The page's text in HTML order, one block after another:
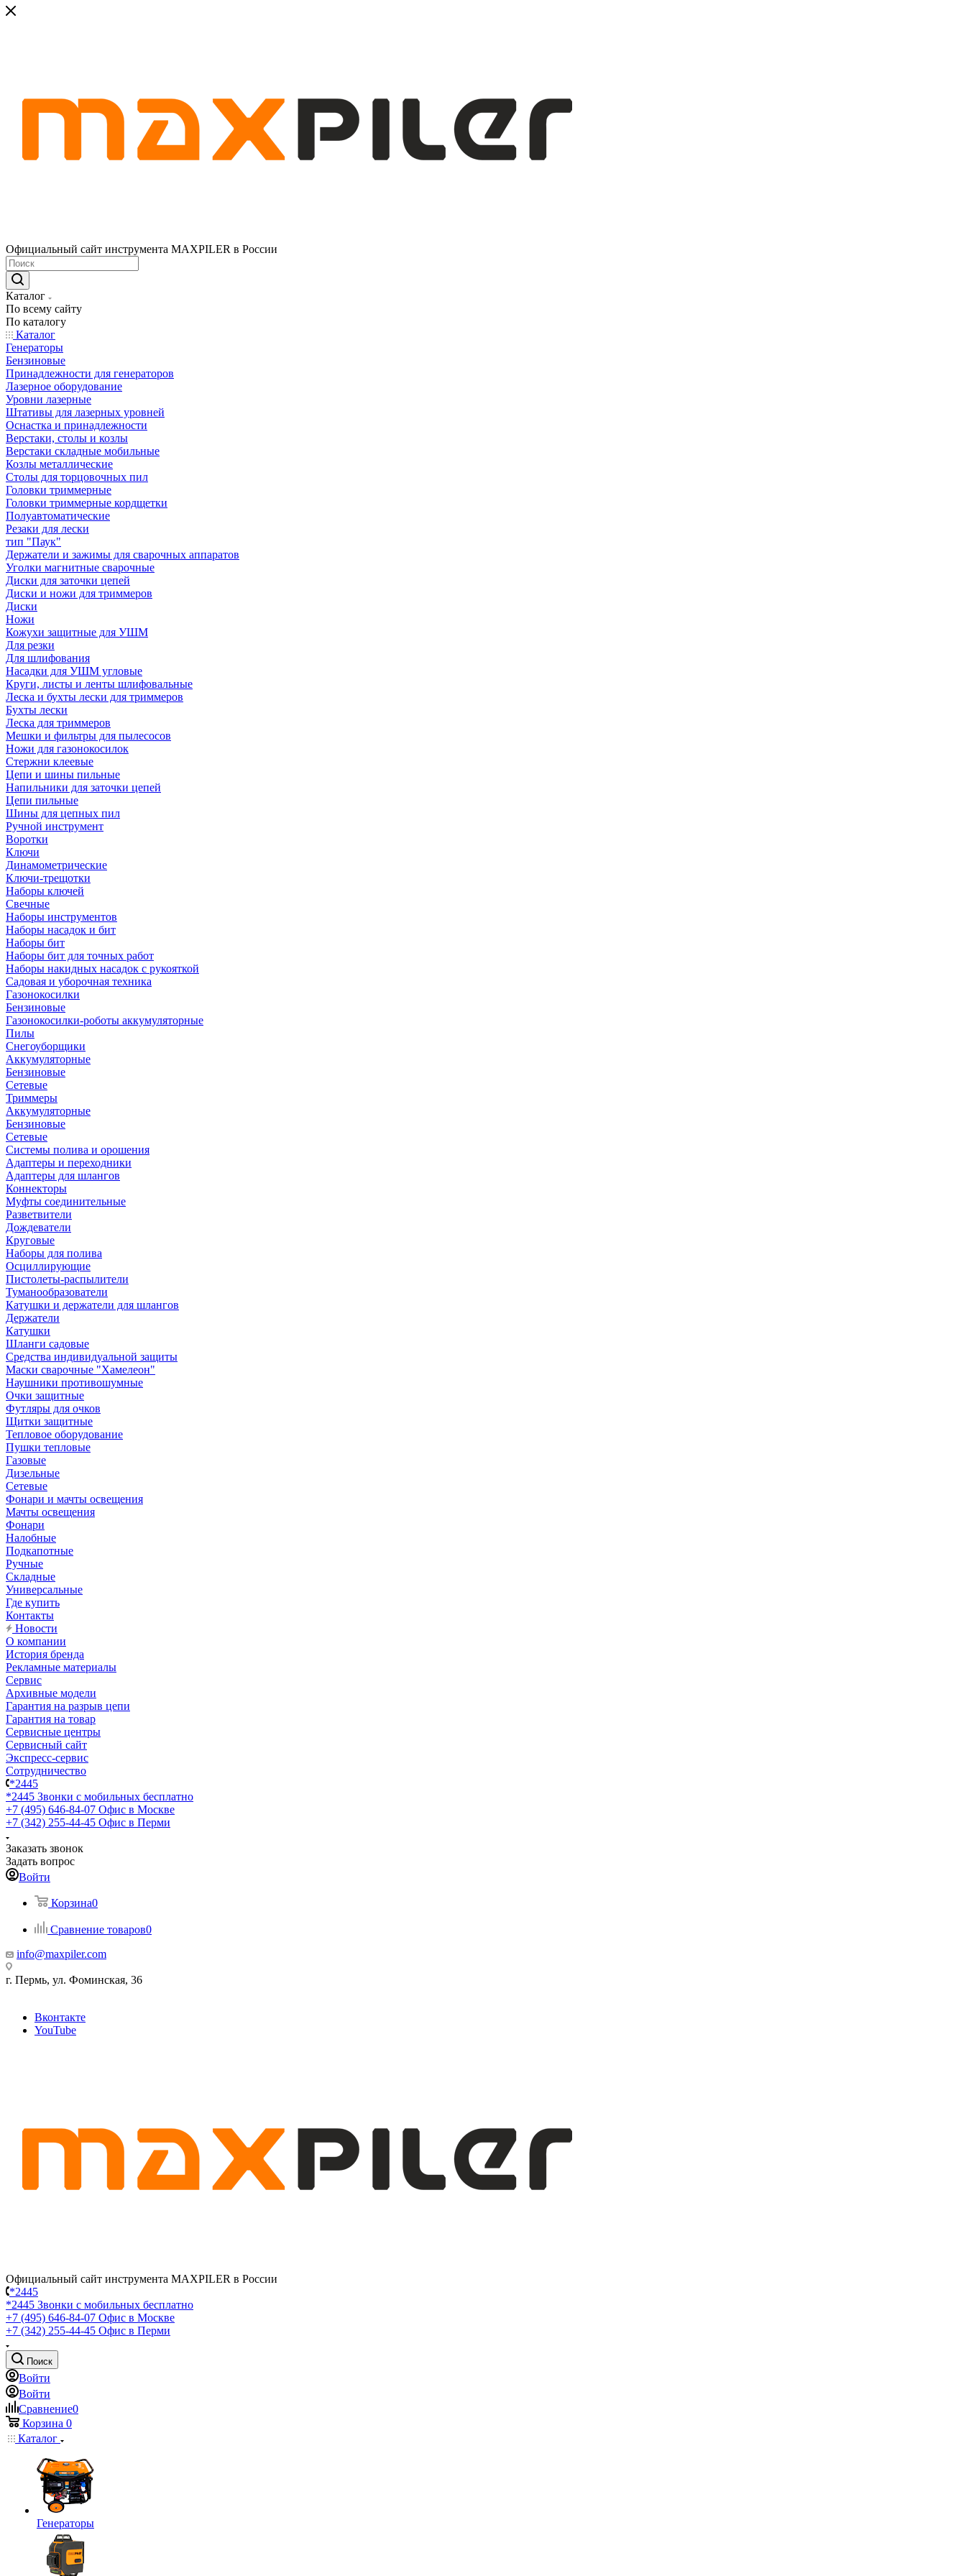
Официальный сайт инструмента MAXPILER в России
Каталог
По всему сайту
По каталогу
Каталог
Генераторы
Бензиновые
Принадлежности для генераторов
Лазерное оборудование
Уровни лазерные
Штативы для лазерных уровней
Оснастка и принадлежности
Верстаки, столы и козлы
Верстаки складные мобильные
Козлы металлические
Столы для торцовочных пил
Головки триммерные
Головки триммерные кордщетки
Полуавтоматические
Резаки для лески
тип "Паук"
Держатели и зажимы для сварочных аппаратов
Уголки магнитные сварочные
Диски для заточки цепей
Диски и ножи для триммеров
Диски
Ножи
Кожухи защитные для УШМ
Для резки
Для шлифования
Насадки для УШМ угловые
Круги, листы и ленты шлифовальные
Леска и бухты лески для триммеров
Бухты лески
Леска для триммеров
Мешки и фильтры для пылесосов
Ножи для газонокосилок
Стержни клеевые
Цепи и шины пильные
Напильники для заточки цепей
Цепи пильные
Шины для цепных пил
Ручной инструмент
Воротки
Ключи
Динамометрические
Ключи-трещотки
Наборы ключей
Свечные
Наборы инструментов
Наборы насадок и бит
Наборы бит
Наборы бит для точных работ
Наборы накидных насадок с рукояткой
Садовая и уборочная техника
Газонокосилки
Бензиновые
Газонокосилки-роботы аккумуляторные
Пилы
Снегоуборщики
Аккумуляторные
Бензиновые
Сетевые
Триммеры
Аккумуляторные
Бензиновые
Сетевые
Системы полива и орошения
Адаптеры и переходники
Адаптеры для шлангов
Коннекторы
Муфты соединительные
Разветвители
Дождеватели
Круговые
Наборы для полива
Осциллирующие
Пистолеты-распылители
Туманообразователи
Катушки и держатели для шлангов
Держатели
Катушки
Шланги садовые
Средства индивидуальной защиты
Маски сварочные "Хамелеон"
Наушники противошумные
Очки защитные
Футляры для очков
Щитки защитные
Тепловое оборудование
Пушки тепловые
Газовые
Дизельные
Сетевые
Фонари и мачты освещения
Мачты освещения
Фонари
Налобные
Подкапотные
Ручные
Складные
Универсальные
Где купить
Контакты
Новости
О компании
История бренда
Рекламные материалы
Сервис
Архивные модели
Гарантия на разрыв цепи
Гарантия на товар
Сервисные центры
Сервисный сайт
Экспресс-сервис
Сотрудничество
*2445
*2445 Звонки с мобильных бесплатно
+7 (495) 646-84-07 Офис в Москве
+7 (342) 255-44-45 Офис в Перми
Заказать звонок
Задать вопрос
Войти
Корзина0
Сравнение товаров0
info@maxpiler.com
г. Пермь, ул. Фоминская, 36
Вконтакте
YouTube
Официальный сайт инструмента MAXPILER в России
*2445
*2445 Звонки с мобильных бесплатно
+7 (495) 646-84-07 Офис в Москве
+7 (342) 255-44-45 Офис в Перми
Поиск
Войти
Войти
Сравнение0
Корзина 0
Каталог
Генераторы